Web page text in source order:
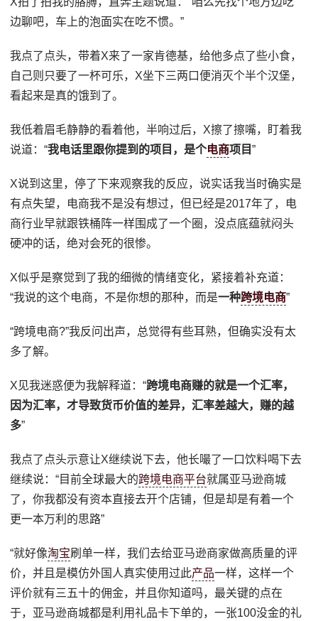
边聊吧，车上的泡面实在吃不惯。”
我点了点头，带着X来了一家肯德基，给他多点了些小食，
自己则只要了一杯可乐，X坐下三两口便消灭个半个汉堡，
看起来是真的饿到了。
我低着眉毛静静的看着他，半响过后，X擦了擦嘴，盯着我
说道：“我电话里跟你提到的项目，是个电商项目”
X说到这里，停了下来观察我的反应，说实话我当时确实是
有点失望，电商我不是没有想过，但已经是2017年了，电
商行业早就跟铁桶阵一样围成了一个圈，没点底蕴就闷头
硬冲的话，绝对会死的很惨。
X似乎是察觉到了我的细微的情绪变化，紧接着补充道：
“我说的这个电商，不是你想的那种，而是一种跨境电商”
“跨境电商?”我反问出声，总觉得有些耳熟，但确实没有太
多了解。
X见我迷惑便为我解释道：“跨境电商赚的就是一个汇率，
因为汇率，才导致货币价值的差异，汇率差越大，赚的越
多”
我点了点头示意让X继续说下去，他长嘬了一口饮料喝下去
继续说：“目前全球最大的跨境电商平台就属亚马逊商城
了，你我都没有资本直接去开个店铺，但是却是有着一个
更一本万利的思路”
“就好像淘宝刷单一样，我们去给亚马逊商家做高质量的评
价，并且是模仿外国人真实使用过此产品一样，这样一个
评价就有三五十的佣金，并且你知道吗，最关键的点在
于，亚马逊商城都是利用礼品卡下单的，一张100没金的礼